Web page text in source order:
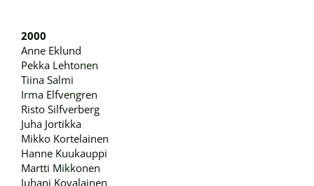
2000
Anne Eklund
Pekka Lehtonen
Tiina Salmi
Irma Elfvengren
Risto Silfverberg
Juha Jortikka
Mikko Kortelainen
Hanne Kuukauppi
Martti Mikkonen
Juhani Kovalainen